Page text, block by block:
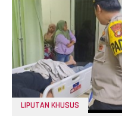
LIPUTAN KHUSUS